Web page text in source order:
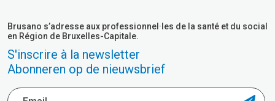
Brusano s’adresse aux professionnel·les de la santé et du social
en Région de Bruxelles-Capitale.
S'inscrire à la newsletter
Abonneren op de nieuwsbrief